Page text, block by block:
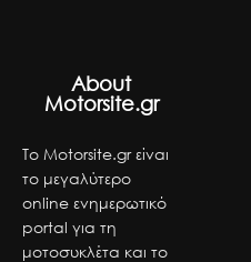
About
Motorsite.gr
Το Motorsite.gr είναι
το μεγαλύτερο
online ενημερωτικό
portal για τη
μοτοσυκλέτα και το